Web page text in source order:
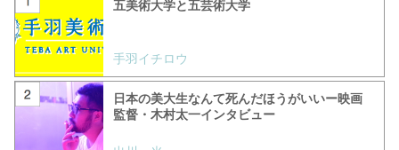
五美術大学と五芸術大学
手羽イチロウ
日本の美大生なんて死んだほうがいいー映画
監督・木村太一インタビュー